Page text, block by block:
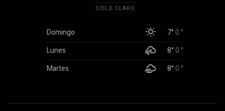
CIELO CLARO
Domingo 7°0 °
Lunes
8°0 °
Martes
8°0 °